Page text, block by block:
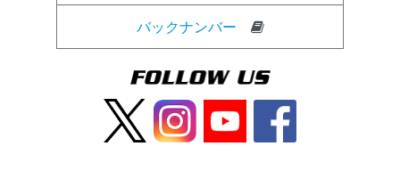
バックナンバー